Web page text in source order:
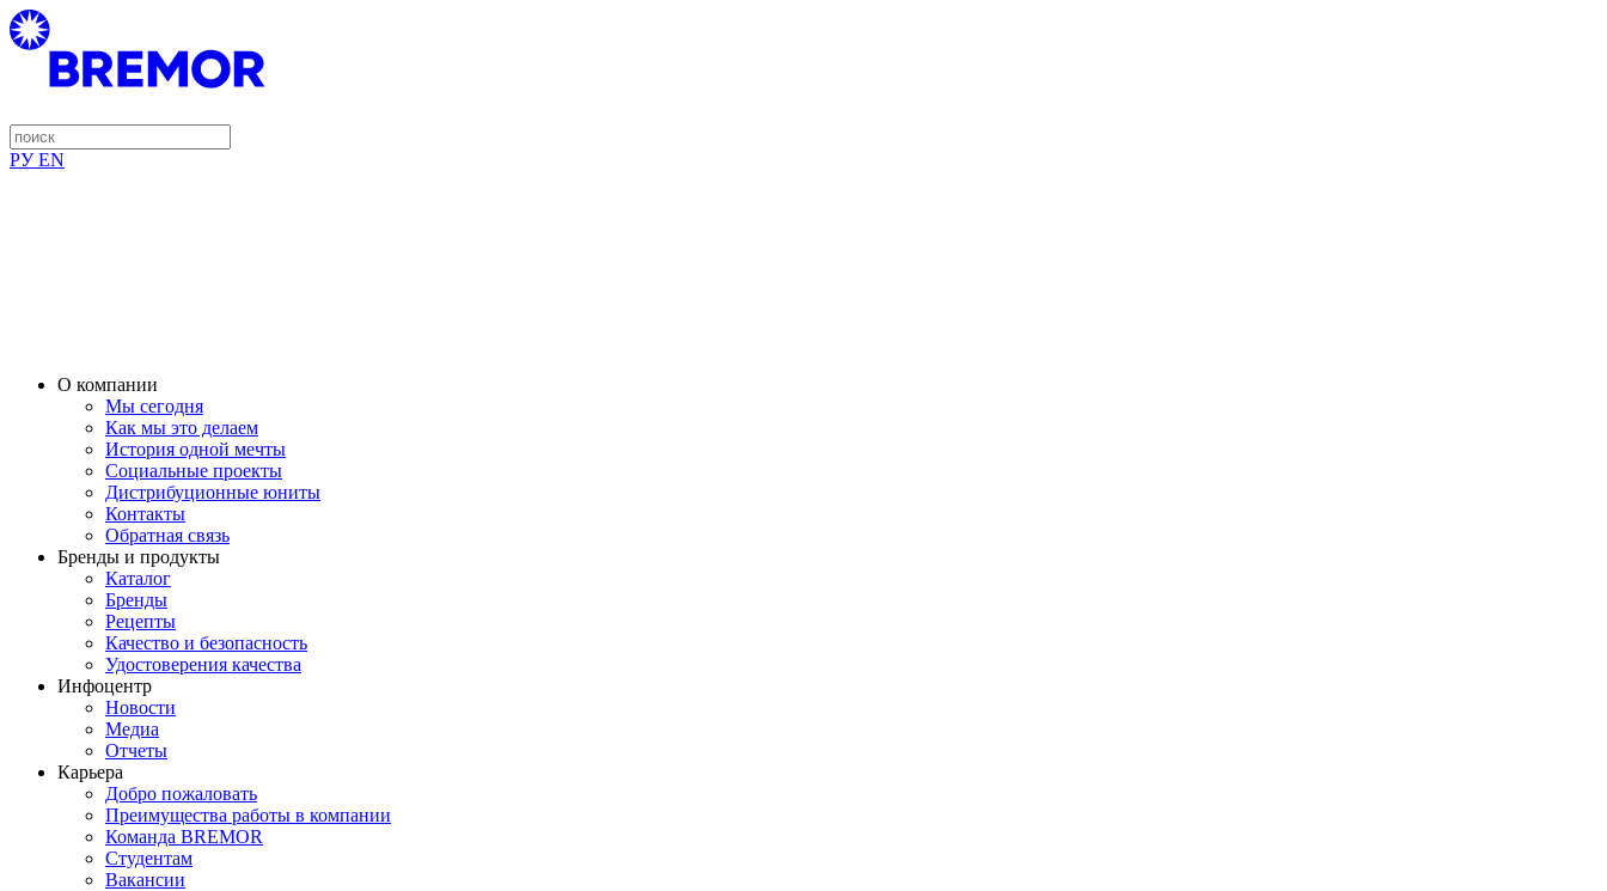
РУ EN
О компании
Мы сегодня
Как мы это делаем
История одной мечты
Социальные проекты
Дистрибуционные юниты
Контакты
Обратная связь
Бренды и продукты
Каталог
Бренды
Рецепты
Качество и безопасность
Удостоверения качества
Инфоцентр
Новости
Медиа
Отчеты
Карьера
Добро пожаловать
Преимущества работы в компании
Команда BREMOR
Студентам
Вакансии